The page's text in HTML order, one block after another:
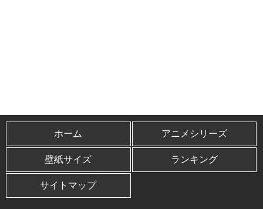
ホーム アニメシリーズ
壁紙サイズ ランキング
サイトマップ